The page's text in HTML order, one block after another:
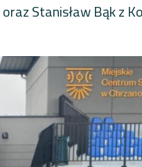
Stanisław Bąk z